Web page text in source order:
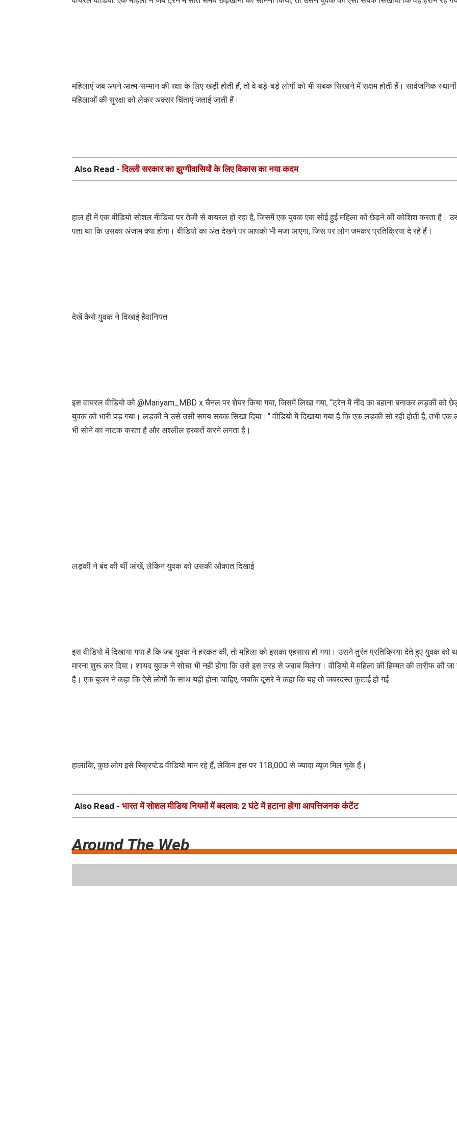
महिलाएं जब अपने आत्म-सम्मान की रक्षा के लिए खड़ी होती हैं, तो वे बड़े-बड़े लोगों को भी सबक सिखाने में सक्षम होती हैं। सार्वजनिक
महिलाओं की सुरक्षा को लेकर अक्सर चिंताएं जताई जाती हैं।
Also Read -दिल्ली सरकार का झुग्गीवासियों के लिए विकास का नया कदम
हाल ही में एक वीडियो सोशल मीडिया पर तेजी से वायरल हो रहा है, जिसमें एक युवक एक सोई हुई महिला को छेड़ने की कोशिश करता है।
पता था कि उसका अंजाम क्या होगा। वीडियो का अंत देखने पर आपको भी मजा आएगा, जिस पर लोग जमकर प्रतिक्रिया दे रहे हैं।
देखें कैसे युवक ने दिखाई हैवानियत
इस वायरल वीडियो को @Mariyam_MBD x चैनल पर शेयर किया गया, जिसमें लिखा गया, “ट्रेन में नींद का बहाना बनाकर लड़की को
युवक को भारी पड़ गया। लड़की ने उसे उसी समय सबक सिखा दिया।” वीडियो में दिखाया गया है कि एक लड़की सो रही होती है, तभी एक
भी सोने का नाटक करता है और अश्लील हरकतें करने लगता है।
लड़की ने बंद की थीं आंखें, लेकिन युवक को उसकी औकात दिखाई
इस वीडियो में दिखाया गया है कि जब युवक ने हरकत की, तो महिला को इसका एहसास हो गया। उसने तुरंत प्रतिक्रिया देते हुए युवक को
मारना शुरू कर दिया। शायद युवक ने सोचा भी नहीं होगा कि उसे इस तरह से जवाब मिलेगा। वीडियो में महिला की हिम्मत की तारीफ की जा
है। एक यूजर ने कहा कि ऐसे लोगों के साथ यही होना चाहिए, जबकि दूसरे ने कहा कि यह तो जबरदस्त कुटाई हो गई।
हालांकि, कुछ लोग इसे स्क्रिप्टेड वीडियो मान रहे हैं, लेकिन इस पर 118,000 से ज्यादा व्यूज मिल चुके हैं।
Also Read - भारत में सोशल मीडिया नियमों में बदलाव: 2 घंटे में हटाना होगा आपत्तिजनक कंटेंट
Around The Web